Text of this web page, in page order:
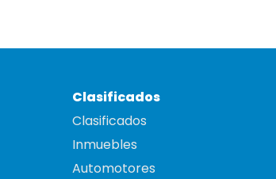
Clasificados
Clasificados
Inmuebles
Automotores